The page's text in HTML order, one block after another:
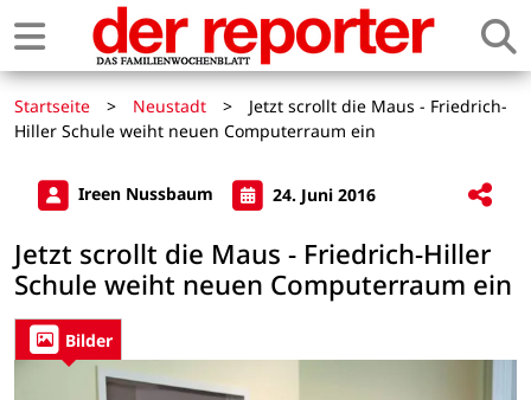
Startseite > Neustadt >
Jetzt scrollt die Maus - Friedrich-
Hiller Schule weiht neuen Computerraum ein
Ireen Nussbaum 24. Juni 2016
Jetzt scrollt die Maus - Friedrich-Hiller
Schule weiht neuen Computerraum ein
Bilder